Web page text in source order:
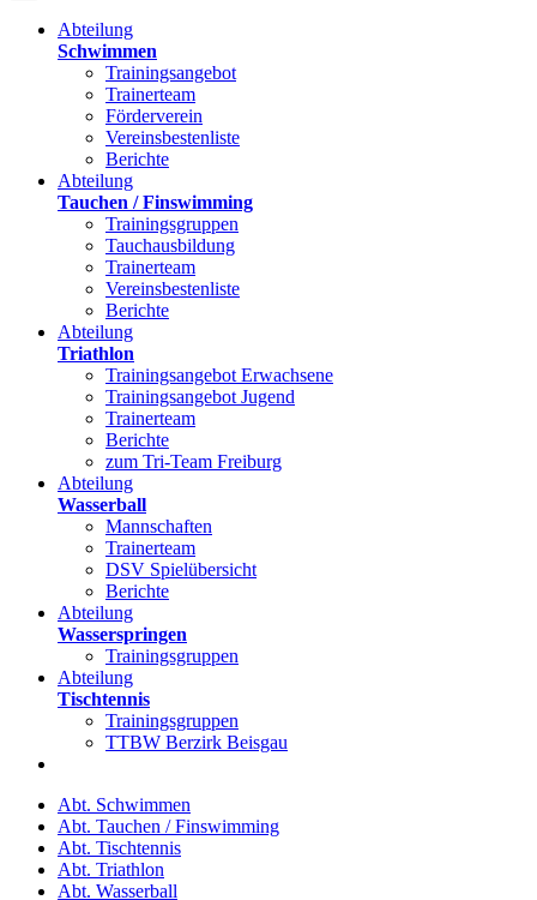
Abteilung
Schwimmen
Trainingsangebot
Trainerteam
Förderverein
Vereinsbestenliste
Berichte
Abteilung
Tauchen / Finswimming
Trainingsgruppen
Tauchausbildung
Trainerteam
Vereinsbestenliste
Berichte
Abteilung
Triathlon
Trainingsangebot Erwachsene
Trainingsangebot Jugend
Trainerteam
Berichte
zum Tri-Team Freiburg
Abteilung
Wasserball
Mannschaften
Trainerteam
DSV Spielübersicht
Berichte
Abteilung
Wasserspringen
Trainingsgruppen
Abteilung
Tischtennis
Trainingsgruppen
TTBW Berzirk Beisgau
Abt. Schwimmen
Abt. Tauchen / Finswimming
Abt. Tischtennis
Abt. Triathlon
Abt. Wasserball